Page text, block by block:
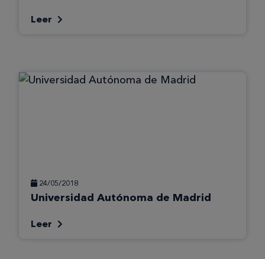
Leer
24/05/2018
Universidad Autónoma de Madrid
Leer